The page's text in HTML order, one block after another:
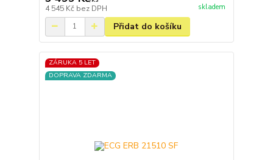
4 545 Kč bez DPH skladem
Přidat do košíku
ZÁRUKA 5 LET
DOPRAVA ZDARMA